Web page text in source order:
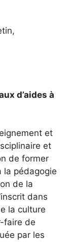
d’aides à
et
et
de former
la pédagogie
de la
dans
la culture
faire de
par les